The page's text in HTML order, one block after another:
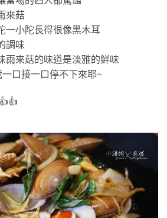
來菇
一小陀長得很像黑木耳
調味
雨來菇的味道是淡雅的鮮味
口接一口停不下來耶~